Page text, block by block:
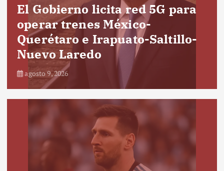
El Gobierno licita red 5G para
operar trenes México-
Querétaro e Irapuato-Saltillo-
Nuevo Laredo
agosto 9, 2026